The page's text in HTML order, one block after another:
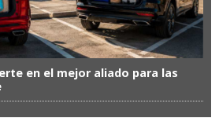
en el mejor aliado para las